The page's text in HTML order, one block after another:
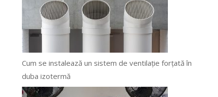
Cum se instalează un sistem de ventilație forțată în
duba izotermă